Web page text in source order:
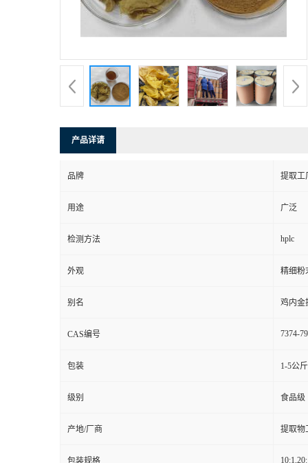
产品详请
品牌 提取工
用途 广泛
检测方法 hplc
外观 精细粉
别名 鸡内金
CAS编号 7374-
包装 1-5公
级别 食品级
产地/厂商 提取物
包装规格